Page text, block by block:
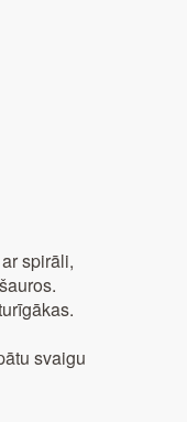
spirāli,
svaigu